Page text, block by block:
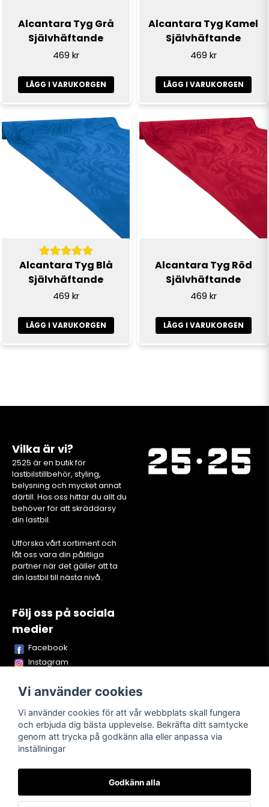
Alcantara Tyg Grå
Självhäftande
469 kr
LÄGG I VARUKORGEN
Alcantara Tyg Kamel
Självhäftande
469 kr
LÄGG I VARUKORGEN
Alcantara Tyg Blå
Självhäftande
469 kr
LÄGG I VARUKORGEN
Alcantara Tyg Röd
Självhäftande
469 kr
LÄGG I VARUKORGEN
Vilka är vi?
2525 är en butik för
lastbilstillbehör, styling,
belysning och mycket annat
därtill. Hos oss hittar du allt du
behöver för att skräddarsy
din lastbil.
Utforska vårt sortiment och
låt oss vara din pålitliga
partner när det gäller att ta
din lastbil till nästa nivå.
Följ oss på sociala
medier
Facebook
Instagram
TikTok
Köpvillkor Kontakta oss Om oss
Vi använder cookies
Vi använder cookies för att vår webbplats skall fungera
och erbjuda dig bästa upplevelse. Bekräfta ditt samtycke
genom att trycka på godkänn alla eller anpassa via
inställningar
Godkänn alla